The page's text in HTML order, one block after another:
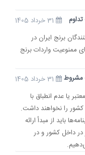
برنج ایران در
ممنوعیت واردات برنج
مشروط
یا عدم انطباق با
کشور را نخواهند داشت.
باید از مبدأ ارائه
در داخل کشور و در